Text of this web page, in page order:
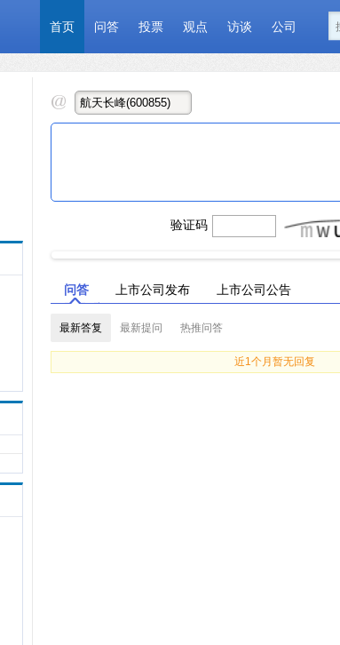
首页 问答 投票 观点 访谈 公司
验证码
问答 上市公司发布 上市公司公告
最新答复 最新提问 热推问答
近1个月暂无回复